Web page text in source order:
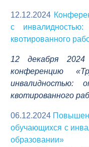
12.12.2024
с
квотированного
12 декабря
конференцию
квотированного
06.12.2024
обучающихся с
образовании»